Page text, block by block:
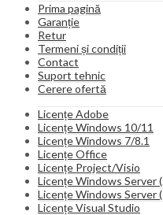
Prima pagină
Garanție
Retur
Termeni și condiții
Contact
Suport tehnic
Cerere ofertă
Licențe Adobe
Licențe Windows 10/11
Licențe Windows 7/8.1
Licențe Office
Licențe Project/Visio
Licențe Windows Server
Licențe Windows Server
Licențe Visual Studio